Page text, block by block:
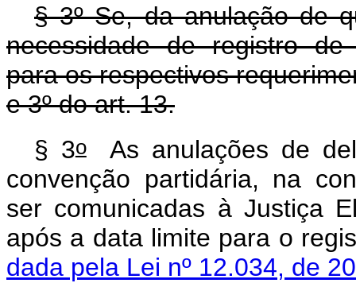
§ 3º Se, da anulação de
necessidade de registro de
para os respectivos
e 3º do art. 13.
§ 3oAs anulações de
convenção partidária, na
ser comunicadas à Justiça
após a data limite para o
dada pela Lei nº 12.034, de